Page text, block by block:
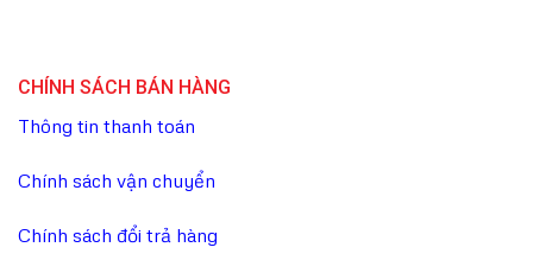
CHÍNH SÁCH BÁN HÀNG
Thông tin thanh toán
Chính sách vận chuyển
Chính sách đổi trả hàng